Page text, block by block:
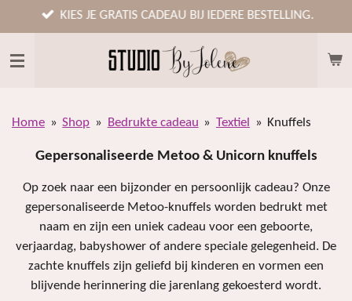
direct
naar
KIES JE GRATIS CADEAU BIJ IEDERE BESTELLING.
Home » Shop » Bedrukte cadeau » Textiel » Knuffels
Gepersonaliseerde Metoo & Unicorn knuffels
Op zoek naar een bijzonder en persoonlijk cadeau? Onze
gepersonaliseerde Metoo-knuffels worden bedrukt met
naam en zijn een uniek cadeau voor een geboorte,
verjaardag, babyshower of andere speciale gelegenheid. De
zachte knuffels zijn geliefd bij kinderen en vormen een
blijvende herinnering die jarenlang gekoesterd wordt.